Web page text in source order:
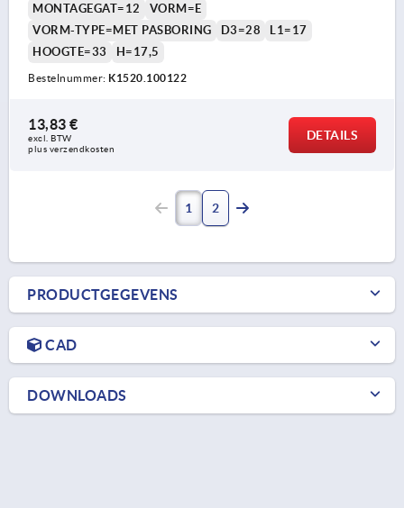
MONTAGEGAT=12
VORM=E
VORM-TYPE=MET PASBORING
D3=28
L1=17
HOOGTE=33
H=17,5
Bestelnummer: K1520.100122
13,83 €
excl. BTW
plus verzendkosten
DETAILS
1 2
PRODUCTGEGEVENS
CAD
DOWNLOADS